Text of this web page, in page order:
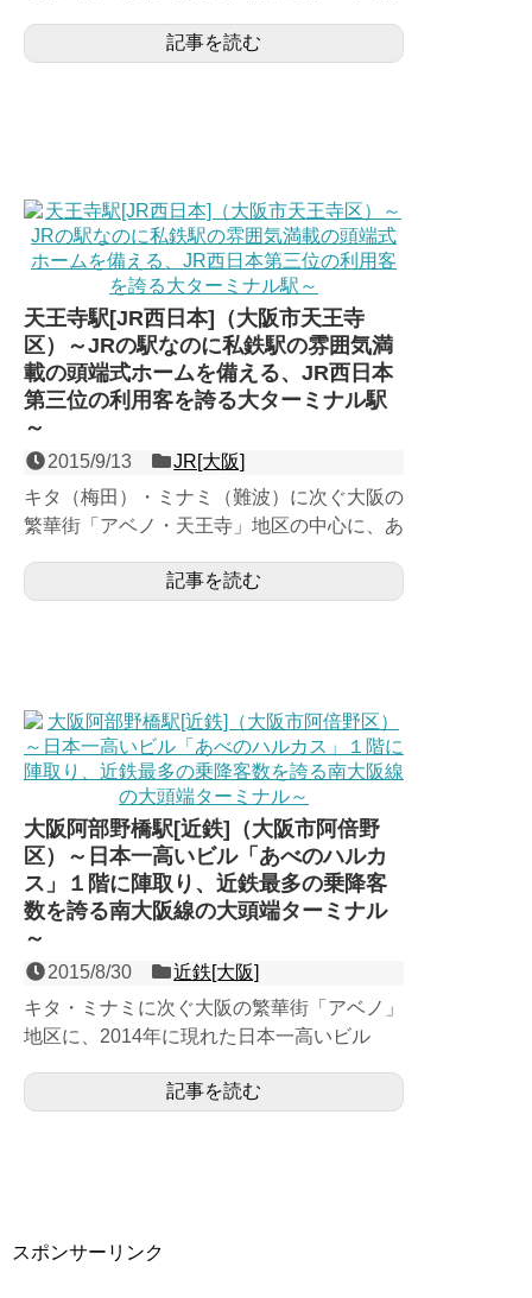
浪速鉄道（現・学研都...
記事を読む
天王寺駅[JR西日本]（大阪市天王寺
区）～JRの駅なのに私鉄駅の雰囲気満
載の頭端式ホームを備える、JR西日本
第三位の利用客を誇る大ターミナル駅
～
2015/9/13
JR[大阪]
キタ（梅田）・ミナミ（難波）に次ぐ大阪の
繁華街「アベノ・天王寺」地区の中心に、あ
がっぷり四つに構える...
記事を読む
大阪阿部野橋駅[近鉄]（大阪市阿倍野
区）～日本一高いビル「あべのハルカ
ス」１階に陣取り、近鉄最多の乗降客
数を誇る南大阪線の大頭端ターミナル
～
2015/8/30
近鉄[大阪]
キタ・ミナミに次ぐ大阪の繁華街「アベノ」
地区に、2014年に現れた日本一高いビル
と陣取る頭端式６面...記事を読む
スポンサーリンク